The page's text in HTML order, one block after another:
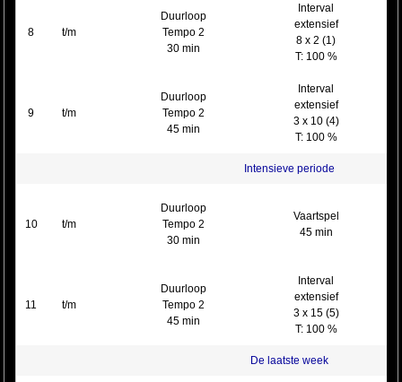
8 t/m
Duurloop
Tempo 2
30 min
Interval
extensief
8 x 2 (1)
T: 100 %
9 t/m
Duurloop
Tempo 2
45 min
Interval
extensief
3 x 10 (4)
T: 100 %
Intensieve periode
10 t/m
Duurloop
Tempo 2
30 min
Vaartspel
45 min
11 t/m
Duurloop
Tempo 2
45 min
Interval
extensief
3 x 15 (5)
T: 100 %
De laatste week